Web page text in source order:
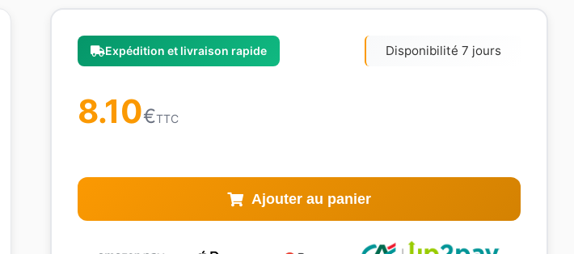
Expédition et livraison rapide Disponibilité 7 jours
8.10€TTC
Ajouter au panier